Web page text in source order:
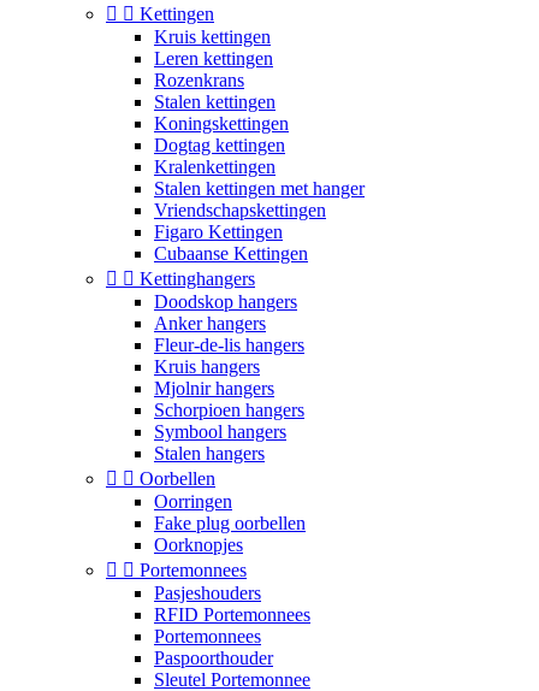
  Kettingen
Kruis kettingen
Leren kettingen
Rozenkrans
Stalen kettingen
Koningskettingen
Dogtag kettingen
Kralenkettingen
Stalen kettingen met hanger
Vriendschapskettingen
Figaro Kettingen
Cubaanse Kettingen
  Kettinghangers
Doodskop hangers
Anker hangers
Fleur-de-lis hangers
Kruis hangers
Mjolnir hangers
Schorpioen hangers
Symbool hangers
Stalen hangers
  Oorbellen
Oorringen
Fake plug oorbellen
Oorknopjes
  Portemonnees
Pasjeshouders
RFID Portemonnees
Portemonnees
Paspoorthouder
Sleutel Portemonnee